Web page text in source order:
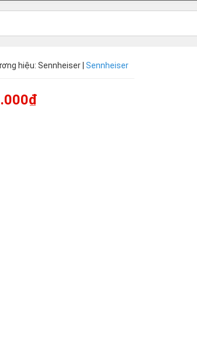
hiệu: Sennheiser | Sennheiser